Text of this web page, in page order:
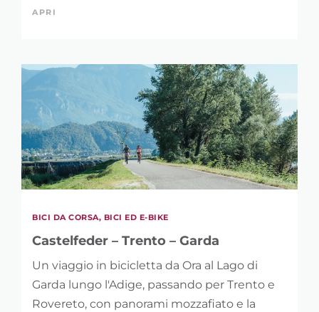
RAFFINA LA
PAROLA CHIAVE
LUNGHEZZA
1 km
DISLIVELLO
APRI
BICI DA CORSA, BICI ED E-BIKE
Castelfeder – Trento – Garda
Un viaggio in bicicletta da Ora al Lago di
Garda lungo l'Adige, passando per Trento e
Rovereto, con panorami mozzafiato e la